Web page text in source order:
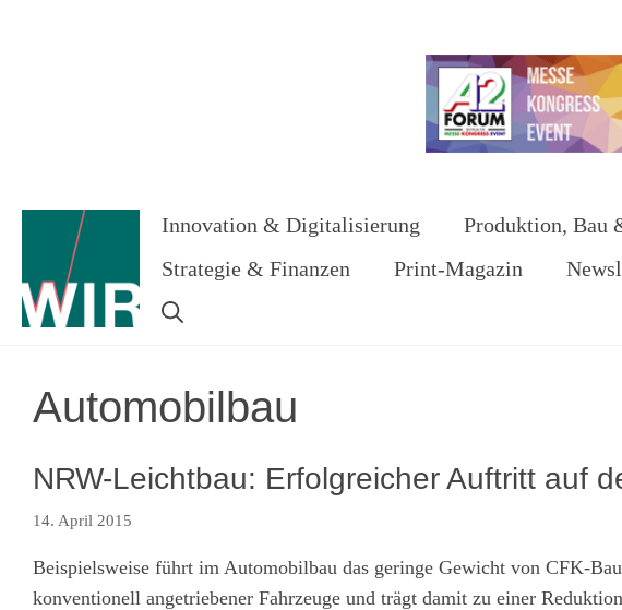
Innovation & Digitalisierung Produktion, Bau
Strategie & Finanzen
Print-Magazin
Automobilbau
NRW-Leichtbau: Erfolgreicher Auftritt auf
14. April 2015
Beispielsweise führt im Automobilbau das geringe Gewicht von CFK-
konventionell angetriebener Fahrzeuge und trägt damit zu einer